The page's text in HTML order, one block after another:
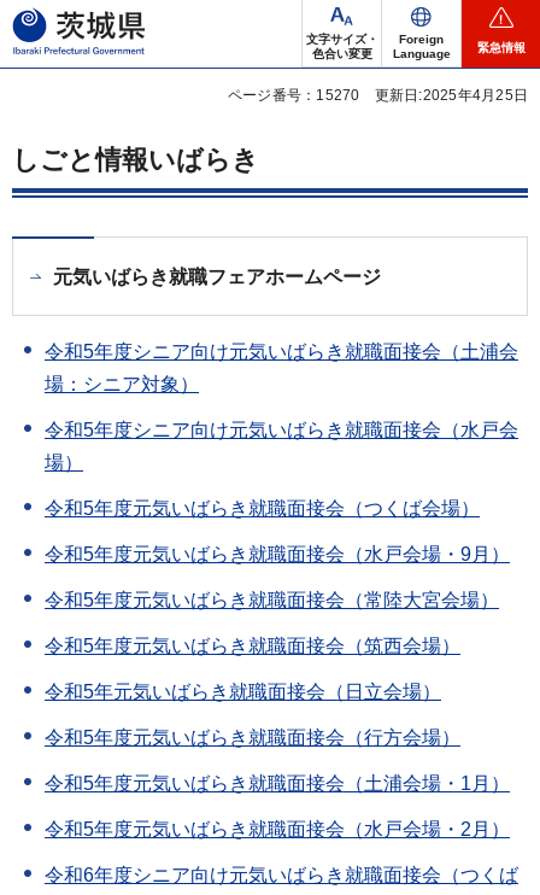
茨城県
文字サイズ・
色合い変更
Foreign
Language
緊急情報
ページ番号：15270 更新日:2025年4月25日
しごと情報いばらき
元気いばらき就職フェアホームページ
令和5年度シニア向け元気いばらき就職面接会（土浦会
場：シニア対象）
令和5年度シニア向け元気いばらき就職面接会（水戸会
場）
令和5年度元気いばらき就職面接会（つくば会場）
令和5年度元気いばらき就職面接会（水戸会場・9月）
令和5年度元気いばらき就職面接会（常陸大宮会場）
令和5年度元気いばらき就職面接会（筑西会場）
令和5年元気いばらき就職面接会（日立会場）
令和5年度元気いばらき就職面接会（行方会場）
令和5年度元気いばらき就職面接会（土浦会場・1月）
令和5年度元気いばらき就職面接会（水戸会場・2月）
令和6年度シニア向け元気いばらき就職面接会（つくば